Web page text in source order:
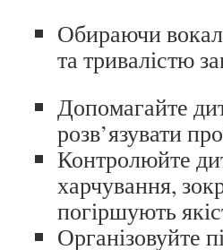
Обираючи
та тривалістю
Допомагайте
розв’язувати
Контролюйте
харчування,
погіршують
Організовуйте